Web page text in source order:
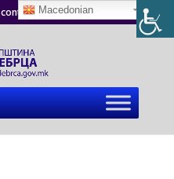
contact@debrca.gov.mk
Macedonian